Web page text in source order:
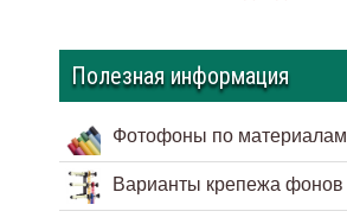
Полезная информация
Фотофоны по материалам
Варианты крепежа фонов